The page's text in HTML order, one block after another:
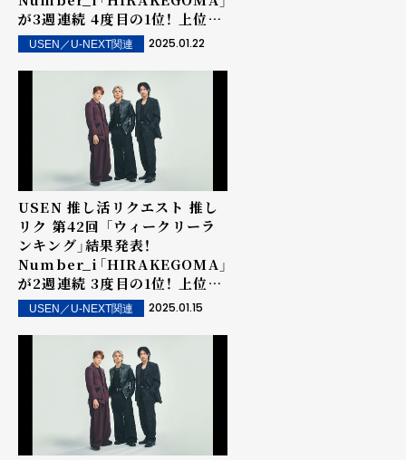
が3週連続 4度目の1位！ 上位ラ
ンクイン楽曲は街中・店内で配
信！
USEN／U-NEXT関連 2025.01.22
USEN 推し活リクエスト 推し
リク 第42回 「ウィークリーラ
ンキング」結果発表！
Number_i「HIRAKEGOMA」
が2週連続 3度目の1位！ 上位ラ
ンクイン楽曲は街中・店内で配
信！
USEN／U-NEXT関連 2025.01.15